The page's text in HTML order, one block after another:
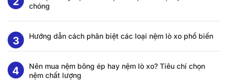
chóng
Hướng dẫn cách phân biệt các loại nệm lò xo phổ biến
Nên mua nệm bông ép hay nệm lò xo? Tiêu chí chọn
nệm chất lượng